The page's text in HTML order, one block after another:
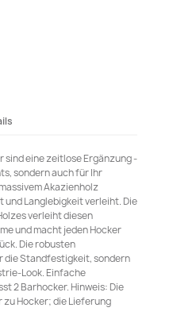
sind eine zeitlose Ergänzung -
sondern auch für Ihr
Akazienholz
Langlebigkeit verleiht. Die
verleiht diesen
und macht jeden Hocker
Die robusten
die Standfestigkeit, sondern
Look. Einfache
2 Barhocker. Hinweis: Die
zu Hocker; die Lieferung